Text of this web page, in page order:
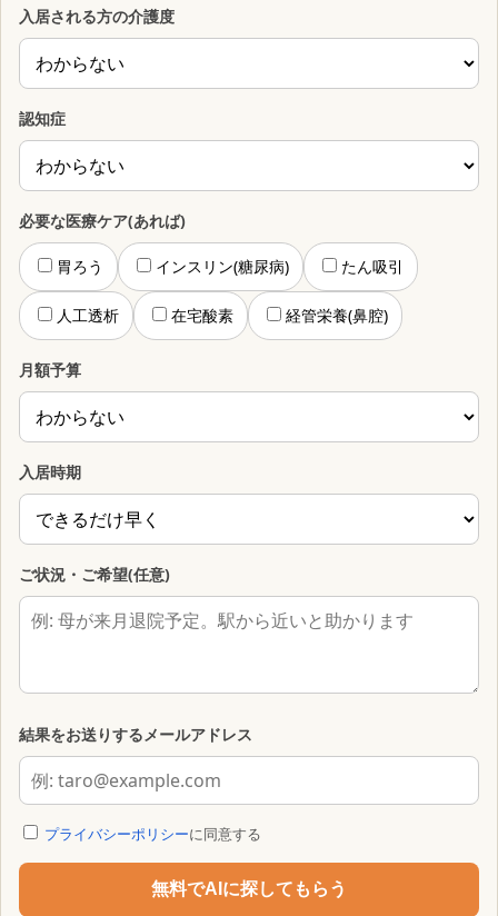
入居される方の介護度
認知症
必要な医療ケア(あれば)
胃ろう インスリン(糖尿病) たん吸引
人工透析 在宅酸素 経管栄養(鼻腔)
月額予算
入居時期
ご状況・ご希望(任意)
結果をお送りするメールアドレス
プライバシーポリシーに同意する
無料でAIに探してもらう